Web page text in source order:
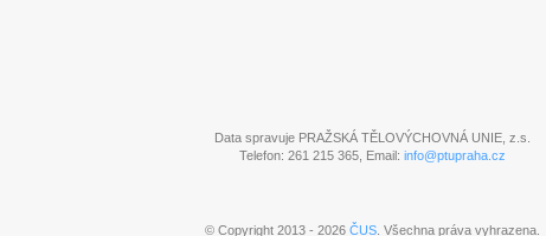
Data spravuje PRAŽSKÁ TĚLOVÝCHOVNÁ UNIE, z.s.
Telefon: 261 215 365, Email: info@ptupraha.cz
© Copyright 2013 - 2026 ČUS. Všechna práva vyhrazena.